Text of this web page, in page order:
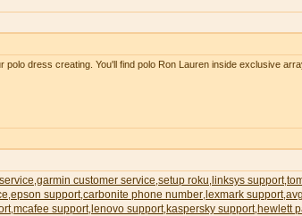
dress creating. You'll find polo Ron Lauren inside exclusive
garmin customer service setup roku linksys support,
epson support,carbonite phone number lexmark support,
,mcafee support, lenovo support, kaspersky support, hewlett